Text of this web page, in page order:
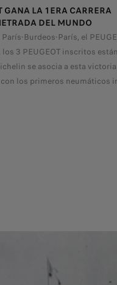
GANA LA 1ERA CARRERA
DEL MUNDO
Burdeos-París, el
los 3 PEUGEOT inscritos
se asocia a esta
con los primeros neumáticos